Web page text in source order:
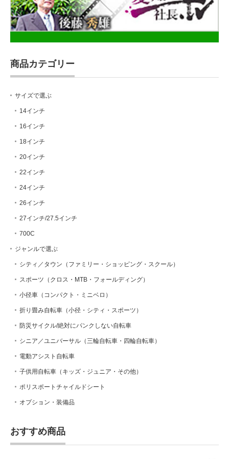
商品カテゴリー
サイズで選ぶ
14インチ
16インチ
18インチ
20インチ
22インチ
24インチ
26インチ
27インチ/27.5インチ
700C
ジャンルで選ぶ
シティ／タウン（ファミリー・ショッピング・スクール）
スポーツ（クロス・MTB・フォールディング）
小径車（コンパクト・ミニベロ）
折り畳み自転車（小径・シティ・スポーツ）
防災サイクル/絶対にパンクしない自転車
シニア／ユニバーサル（三輪自転車・四輪自転車）
電動アシスト自転車
子供用自転車（キッズ・ジュニア・その他）
ポリスポートチャイルドシート
オプション・装備品
おすすめ商品